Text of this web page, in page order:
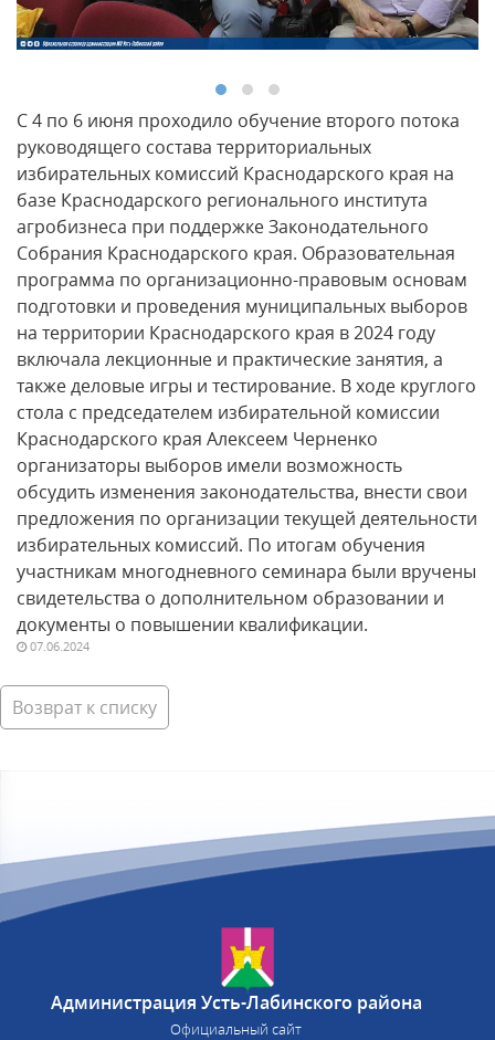
С 4 по 6 июня проходило обучение второго потока
руководящего состава территориальных
избирательных комиссий Краснодарского края на
базе Краснодарского регионального института
агробизнеса при поддержке Законодательного
Собрания Краснодарского края. Образовательная
программа по организационно-правовым основам
подготовки и проведения муниципальных выборов
на территории Краснодарского края в 2024 году
включала лекционные и практические занятия, а
также деловые игры и тестирование. В ходе круглого
стола с председателем избирательной комиссии
Краснодарского края Алексеем Черненко
организаторы выборов имели возможность
обсудить изменения законодательства, внести свои
предложения по организации текущей деятельности
избирательных комиссий. По итогам обучения
участникам многодневного семинара были вручены
свидетельства о дополнительном образовании и
документы о повышении квалификации.
07.06.2024
Возврат к списку
Администрация Усть-Лабинского района
Официальный сайт